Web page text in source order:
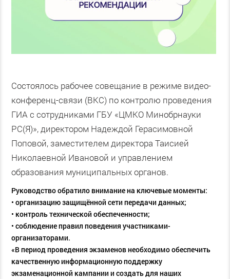
Состоялось рабочее совещание в режиме видео-
конференц-связи (ВКС) по контролю проведения
ГИА с сотрудниками ГБУ «ЦМКО Минобрнауки
РС(Я)», директором Надеждой Герасимовной
Поповой, заместителем директора Таисией
Николаевной Ивановой и управлением
образования муниципальных органов.
Руководство обратило внимание на ключевые моменты:
• организацию защищённой сети передачи данных;
• контроль технической обеспеченности;
• соблюдение правил поведения участниками-
организаторами.
«В период проведения экзаменов необходимо обеспечить
качественную информационную поддержку
экзаменационной кампании и создать для наших